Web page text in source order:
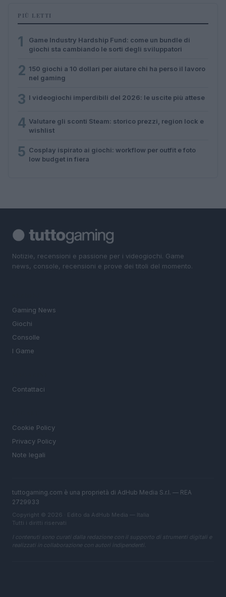
PIÙ LETTI
1
Game Industry Hardship Fund: come un bundle di
giochi sta cambiando le sorti degli sviluppatori
2 150 giochi a 10 dollari per aiutare chi ha perso il lavoro
nel gaming
3 I videogiochi imperdibili del 2026: le uscite più attese
4 Valutare gli sconti Steam: storico prezzi, region lock e
wishlist
5 Cosplay ispirato ai giochi: workflow per outfit e foto
low budget in fiera
Notizie, recensioni e passione per i videogiochi. Game
news, console, recensioni e prove dei titoli del momento.
Gaming News
Giochi
Consolle
I Game
Contattaci
Cookie Policy
Privacy Policy
Note legali
tuttogaming.com è una proprietà di AdHub Media S.r.l. — REA
2729933
Copyright © 2026 · Edito da AdHub Media — Italia
Tutti i diritti riservati
I contenuti sono curati dalla redazione con il supporto di strumenti digitali e
realizzati in collaborazione con autori indipendenti.